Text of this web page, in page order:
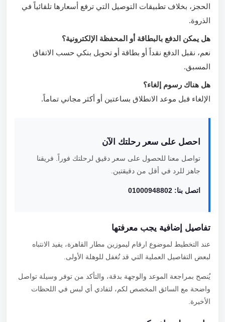
الحجز، بخلاف تطبيقات التوصيل التي ترفع أسعارها تلقائياً في
الذروة.
هل يمكن الدفع بالبطاقة أو المحفظة الإلكترونية؟
نعم، نقبل الدفع نقداً أو بطاقة أو تحويل بنكي حسب الاتفاق
المسبق.
هل هناك رسوم إلغاء؟
الإلغاء قبل موعد الانطلاق بساعتين أو أكثر مجاني تماماً.
احصل على سعر رحلتك الآن
تواصل معنا للحصول على سعر دقيق لرحلتك فوراً. فريقنا
جاهز للرد في أقل من دقيقتين.
اتصل بنا: 01000948802
تفاصيل إضافية يجب معرفتها
عند التخطيط لموضوع ارقام ليموزين مطار القاهرة، يفيد الانتباه
لبعض التفاصيل العملية التي قد تُغفل للوهلة الأولى.
يُنصح بمراجعة الموعد والوجهة بدقة، والتأكد من توفر وسيلة تواصل
واضحة مع السائق المخصص لكم، لتفادي أي لبس في اللحظات
الأخيرة.